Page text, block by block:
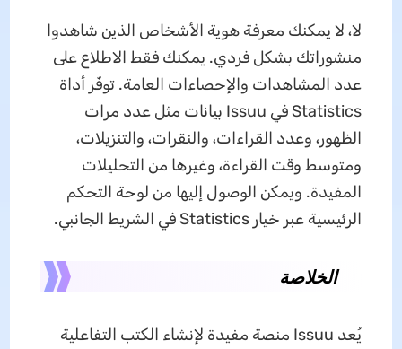
لا، لا يمكنك معرفة هوية الأشخاص الذين شاهدوا
منشوراتك بشكل فردي. يمكنك فقط الاطلاع على
عدد المشاهدات والإحصاءات العامة. توفّر أداة
Statistics في Issuu بيانات مثل عدد مرات
الظهور، وعدد القراءات، والنقرات، والتنزيلات،
ومتوسط وقت القراءة، وغيرها من التحليلات
المفيدة. ويمكن الوصول إليها من لوحة التحكم
الرئيسية عبر خيار Statistics في الشريط الجانبي.
الخلاصة
يُعد Issuu منصة مفيدة لإنشاء الكتب التفاعلية